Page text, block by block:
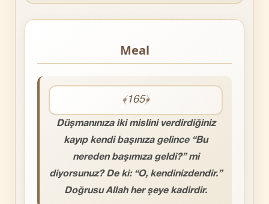
Meal
﴾165﴿
Düşmanınıza iki mislini verdirdiğiniz
kayıp kendi başınıza gelince “Bu
nereden başımıza geldi?” mi
diyorsunuz? De ki: “O, kendinizdendir.”
Doğrusu Allah her şeye kadirdir.